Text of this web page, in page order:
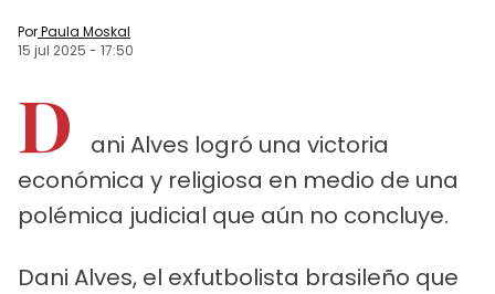
PorPaula Moskal
15 jul 2025 - 17:50
D
ani Alves logró una victoria
económica y religiosa en medio de una
polémica judicial que aún no concluye.
Dani Alves, el exfutbolista brasileño que